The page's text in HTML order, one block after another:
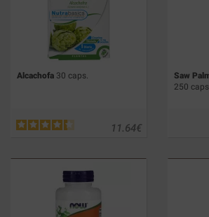
Alcachofa 30 caps.
€
11.64
Saw
250